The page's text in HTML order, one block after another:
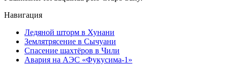
Навигация
Ледяной шторм в Хунани
Землятрясение в Сычуани
Спасение шахтёров в Чили
Авария на АЭС «Фукусима-1»